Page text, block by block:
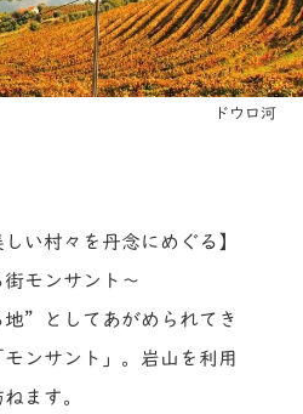
ドウロ河
い村々を丹念にめぐる】
モンサント～
”としてあがめられてき
ンサント」。岩山を利用
ます。